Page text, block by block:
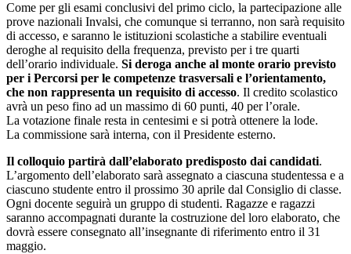
Come per gli esami conclusivi del primo ciclo, la partecipazione alle
prove nazionali Invalsi, che comunque si terranno, non sarà requisito
di accesso, e saranno le istituzioni scolastiche a stabilire eventuali
deroghe al requisito della frequenza, previsto per i tre quarti
dell’orario individuale. Si deroga anche al monte orario previsto
per i Percorsi per le competenze trasversali e l’orientamento,
che non rappresenta un requisito di accesso. Il credito scolastico
avrà un peso fino ad un massimo di 60 punti, 40 per l’orale.
La votazione finale resta in centesimi e si potrà ottenere la lode.
La commissione sarà interna, con il Presidente esterno.
Il colloquio partirà dall’elaborato predisposto dai candidati.
L’argomento dell’elaborato sarà assegnato a ciascuna studentessa e a
ciascuno studente entro il prossimo 30 aprile dal Consiglio di classe.
Ogni docente seguirà un gruppo di studenti. Ragazze e ragazzi
saranno accompagnati durante la costruzione del loro elaborato, che
dovrà essere consegnato all’insegnante di riferimento entro il 31
maggio.